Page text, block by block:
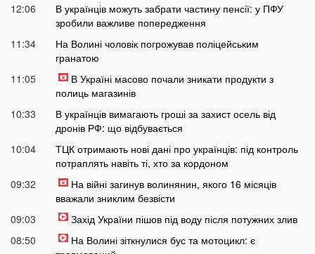
12:06
В українців можуть забрати частину пенсії: у ПФУ
зробили важливе попередження
11:34
На Волині чоловік погрожував поліцейським
гранатою
11:05
В Україні масово почали зникати продукти з
полиць магазинів
10:33
В українців вимагають гроші за захист осель від
дронів РФ: що відбувається
10:04
ТЦК отримають нові дані про українців: під контроль
потраплять навіть ті, хто за кордоном
09:32
На війні загинув волинянин, якого 16 місяців
вважали зниклим безвісти
09:03
Захід України пішов під воду після потужних злив
08:50
На Волині зіткнулися бус та мотоцикл: є